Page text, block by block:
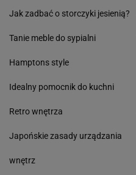
Jak zadbać o storczyki jesienią?
Tanie meble do sypialni
Hamptons style
Idealny pomocnik do kuchni
Retro wnętrza
Japońskie zasady urządzania
wnętrz